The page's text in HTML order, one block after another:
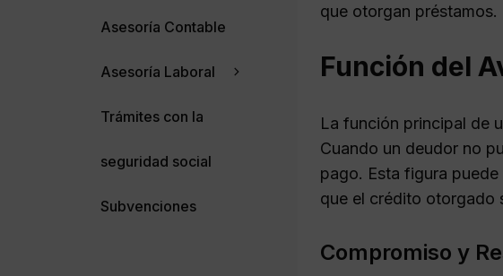
que otorgan préstamos.
Función del
La función principal de
Cuando un deudor no
pago. Esta figura
que el crédito otorgado
Compromiso y
Asesoría Contable
Asesoría Laboral
Trámites con la
seguridad social
Subvenciones